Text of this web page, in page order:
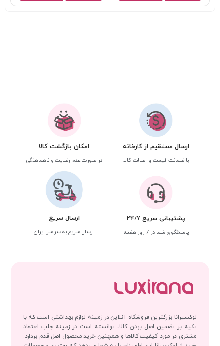
ارسال مستقیم از کارخانه
با ضمانت قیمت و اصالت کالا
امکان بازگشت کالا
در صورت عدم رضایت و ناهماهنگی
پشتیبانی سریع 24/7
پاسخگوی شما در 7 روز هفته
ارسال سریع
ارسال سریع به سراسر ایران
لوکسیرانا بزرگترین فروشگاه آنلاین در زمینه لوازم بهداشتی است که با
تکیه بر تضمین اصل بودن کالا، توانسته است در زمینه جلب اعتماد
مشتری در مورد کیفیت کالاها و همچنین خرید محصول اصل قدم بردارد.